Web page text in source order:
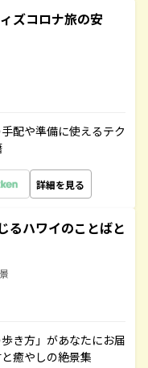
ズコロナ旅の安
配や準備に使えるテク
詳細を見る
るハワイのことばと
き方」があなたにお届
癒やしの絶景集